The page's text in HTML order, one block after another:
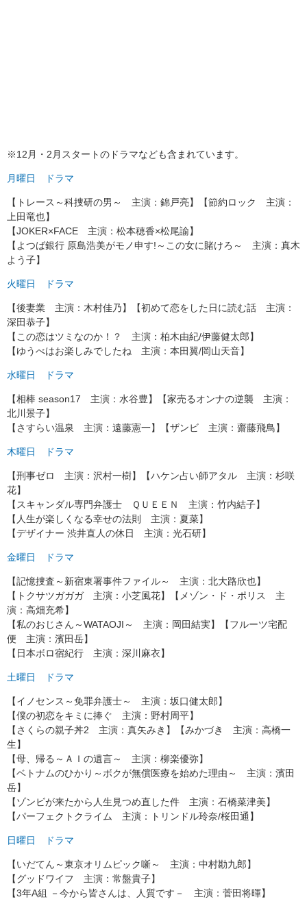
※12月・2月スタートのドラマなども含まれています。
月曜日 ドラマ
【トレース～科捜研の男～ 主演：錦戸亮】【節約ロック 主演：
上田竜也】
【JOKER×FACE 主演：松本穂香×松尾諭】
【よつば銀行 原島浩美がモノ申す!～この女に賭けろ～ 主演：真木
よう子】
火曜日 ドラマ
【後妻業 主演：木村佳乃】【初めて恋をした日に読む話 主演：
深田恭子】
【この恋はツミなのか！？ 主演：柏木由紀/伊藤健太郎】
【ゆうべはお楽しみでしたね 主演：本田翼/岡山天音】
水曜日 ドラマ
【相棒 season17 主演：水谷豊】【家売るオンナの逆襲 主演：
北川景子】
【さすらい温泉 主演：遠藤憲一】【ザンビ 主演：齋藤飛鳥】
木曜日 ドラマ
【刑事ゼロ 主演：沢村一樹】【ハケン占い師アタル 主演：杉咲
花】
【スキャンダル専門弁護士 ＱＵＥＥＮ 主演：竹内結子】
【人生が楽しくなる幸せの法則 主演：夏菜】
【デザイナー 渋井直人の休日 主演：光石研】
金曜日 ドラマ
【記憶捜査～新宿東署事件ファイル～ 主演：北大路欣也】
【トクサツガガガ 主演：小芝風花】【メゾン・ド・ポリス 主
演：高畑充希】
【私のおじさん～WATAOJI～ 主演：岡田結実】【フルーツ宅配
便 主演：濱田岳】
【日本ボロ宿紀行 主演：深川麻衣】
土曜日 ドラマ
【イノセンス～免罪弁護士～ 主演：坂口健太郎】
【僕の初恋をキミに捧ぐ 主演：野村周平】
【さくらの親子丼2 主演：真矢みき】【みかづき 主演：高橋一
生】
【母、帰る～ＡＩの遺言～ 主演：柳楽優弥】
【ベトナムのひかり～ボクが無償医療を始めた理由～ 主演：濱田
岳】
【ゾンビが来たから人生見つめ直した件 主演：石橋菜津美】
【パーフェクトクライム 主演：トリンドル玲奈/桜田通】
日曜日 ドラマ
【いだてん～東京オリムピック噺～ 主演：中村勘九郎】
【グッドワイフ 主演：常盤貴子】
【3年A組 －今から皆さんは、人質です－ 主演：菅田将暉】